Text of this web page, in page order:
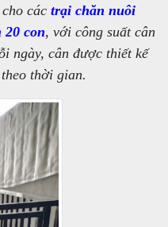
các trại chăn nuôi
20 con, với công suất cân
ngày, cân được thiết kế
thời gian.